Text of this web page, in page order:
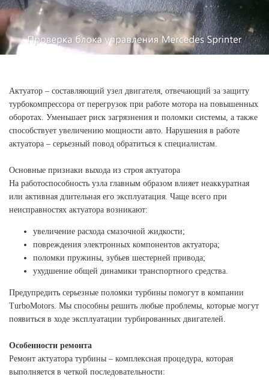
Актуатор – составляющий узел двигателя, отвечающий за защиту
турбокомпрессора от перегрузок при работе мотора на повышенных
оборотах. Уменьшает риск загрязнения и поломки системы, а также
способствует увеличению мощности авто. Нарушения в работе
актуатора – серьезный повод обратиться к специалистам.
Основные признаки выхода из строя актуатора
На работоспособность узла главным образом влияет неаккуратная
или активная длительная его эксплуатация. Чаще всего при
неисправностях актуатора возникают:
увеличение расхода смазочной жидкости;
повреждения электронных компонентов актуатора;
поломки пружины, зубьев шестерней привода;
ухудшение общей динамики транспортного средства.
Предупредить серьезные поломки турбины помогут в компании
TurboMotors. Мы способны решить любые проблемы, которые могут
появиться в ходе эксплуатации турбированных двигателей.
Особенности ремонта
Ремонт актуатора турбины – комплексная процедура, которая
выполняется в четкой последовательности: